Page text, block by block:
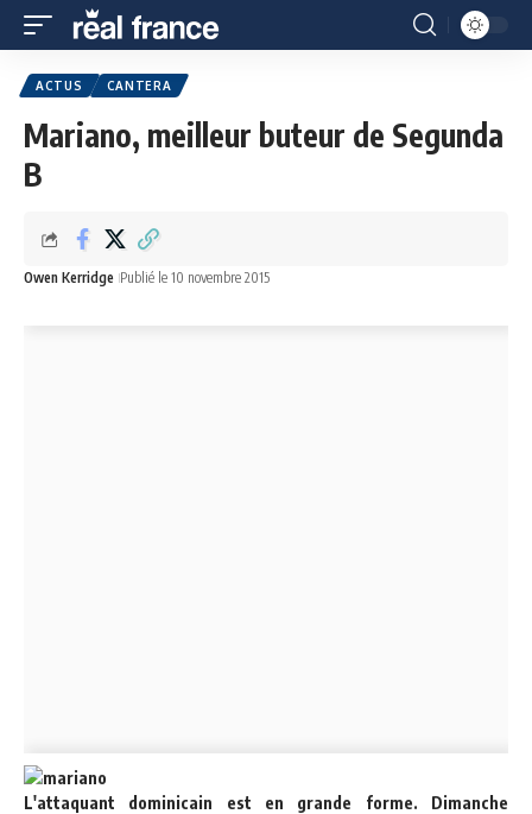
ACTUS CANTERA
Mariano, meilleur buteur de Segunda
B
Owen Kerridge Publié le 10 novembre 2015
L'attaquant dominicain est en grande forme. Dimanche